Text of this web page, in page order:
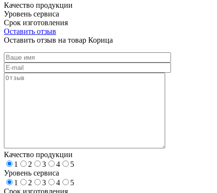
Качество продукции
Уровень сервиса
Срок изготовления
Оставить отзыв
Оставить отзыв на товар Корица
Качество продукции
1
2 3 4
5
Уровень сервиса
1
2 3 4
5
Срок изготовления